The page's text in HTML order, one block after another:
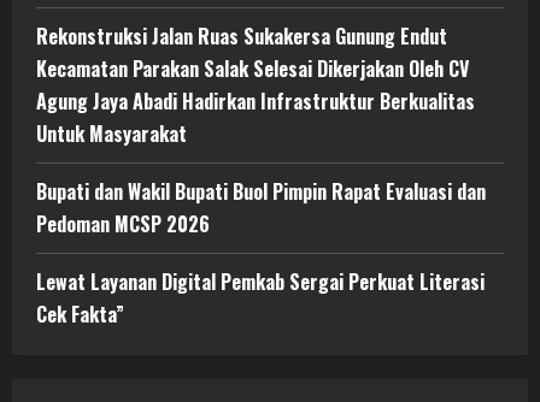
Rekonstruksi Jalan Ruas Sukakersa Gunung Endut
Kecamatan Parakan Salak Selesai Dikerjakan Oleh CV
Agung Jaya Abadi Hadirkan Infrastruktur Berkualitas
Untuk Masyarakat
Bupati dan Wakil Bupati Buol Pimpin Rapat Evaluasi dan
Pedoman MCSP 2026
Lewat Layanan Digital Pemkab Sergai Perkuat Literasi
Cek Fakta”